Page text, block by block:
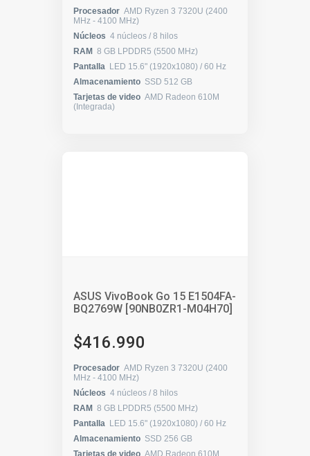
Procesador AMD Ryzen 3 7320U (2400
MHz - 4100 MHz)
Núcleos
4 núcleos / 8 hilos
RAM 8 GB LPDDR5 (5500 MHz)
Pantalla
LED 15.6" (1920x1080) / 60 Hz
Almacenamiento SSD 512 GB
Tarjetas de video AMD Radeon 610M
(Integrada)
ASUS VivoBook Go 15 E1504FA-
BQ2769W [90NB0ZR1-M04H70]
$416.990
Procesador AMD Ryzen 3 7320U (2400
MHz - 4100 MHz)
Núcleos
4 núcleos / 8 hilos
RAM 8 GB LPDDR5 (5500 MHz)
Pantalla
LED 15.6" (1920x1080) / 60 Hz
Almacenamiento SSD 256 GB
Tarjetas de video AMD Radeon 610M